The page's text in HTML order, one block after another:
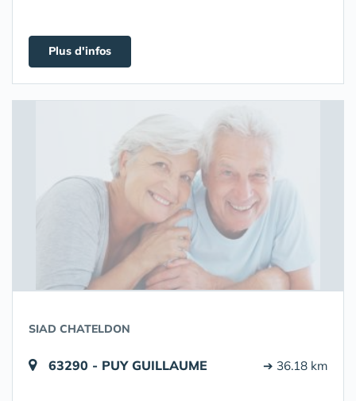
Plus d'infos
SIAD CHATELDON
63290 - PUY GUILLAUME ➔ 36.18 km